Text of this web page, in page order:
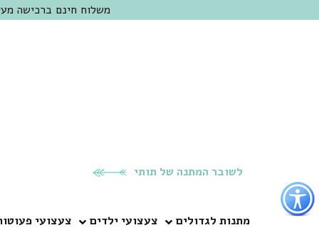
כפתור
לפתיחת
תפריט
נגישות
משלוח חינם ברכישה מעל 300 ש"ח | אופציה למשלוח מהיום להיום באזור המרכז | מוזמנים לבקר בחנות בכפר
לשובר המתנה של תותי
מתנות לגדולים צעצועי ילדים צעצועי